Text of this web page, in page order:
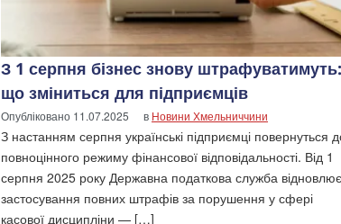
З 1 серпня бізнес знову штрафуватимуть:
що зміниться для підприємців
Опубліковано 11.07.2025 в Новини Хмельниччини
З настанням серпня українські підприємці повернуться
повноцінного режиму фінансової відповідальності. Від 1
серпня 2025 року Державна податкова служба відновлює
застосування повних штрафів за порушення у сфері
касової дисципліни — […]